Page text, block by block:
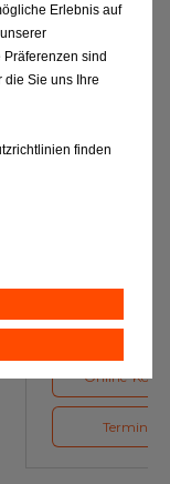
Online-
Erlebnis auf
Präferenzen sind
die Sie uns Ihre
finden